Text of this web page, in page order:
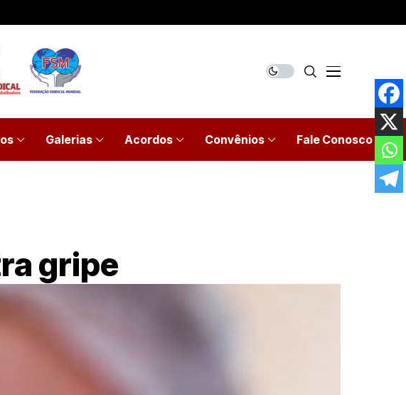
Galerias Acordos Convênios Fale Conosco
gripe